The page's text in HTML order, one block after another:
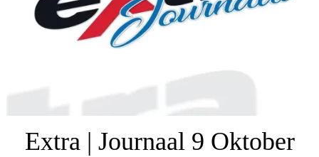
Extra | Journaal 9 Oktober